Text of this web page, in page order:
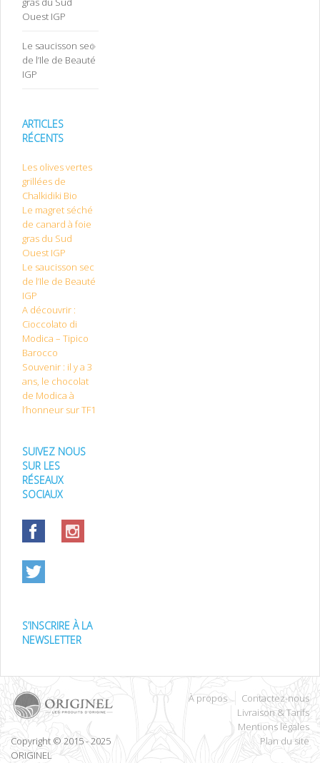
Ouest IGP
Le saucisson sec
de l’Ile de Beauté
IGP
ARTICLES
RÉCENTS
Les olives vertes
grillées de
Chalkidiki Bio
Le magret séché
de canard à foie
gras du Sud
Ouest IGP
Le saucisson sec
de l’Ile de Beauté
IGP
A découvrir :
Cioccolato di
Modica – Tipico
Barocco
Souvenir : il y a 3
ans, le chocolat
de Modica à
l’honneur sur TF1
SUIVEZ NOUS
SUR LES
RÉSEAUX
SOCIAUX
S’INSCRIRE À LA
NEWSLETTER
Copyright © 2015 - 2025
ORIGINEL
À propos
Contactez-nous
Livraison & Tarifs
Mentions légales
Plan du site